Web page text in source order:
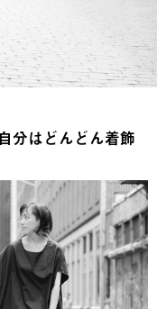
分はどんどん着飾